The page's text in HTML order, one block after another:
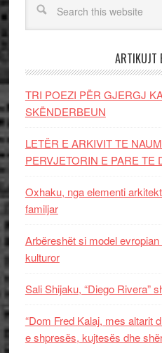
ARTIKUJT
TRI POEZI PËR GJERGJ
SKËNDERBEUN
LETËR E ARKIVIT TE
PERVJETORIN E PARE TE
Oxhaku, nga elementi
familjar
Arbëreshët si model
kulturor
Sali Shijaku, “Diego Rivera”
“Dom Fred Kalaj, mes altarit
e shpresës, kujtesës dhe